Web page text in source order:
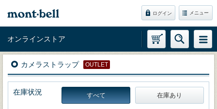
ログイン メニュー
オンラインストア
カメラストラップ OUTLET
在庫状況 すべて 在庫あり